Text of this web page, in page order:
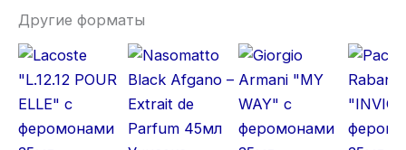
Другие форматы